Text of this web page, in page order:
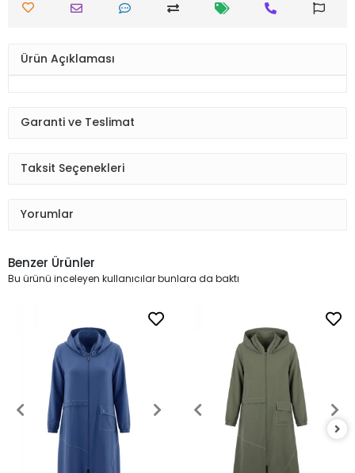
Ürün Açıklaması
Garanti ve Teslimat
Taksit Seçenekleri
Yorumlar
Benzer Ürünler
Bu ürünü inceleyen kullanıcılar bunlara da baktı